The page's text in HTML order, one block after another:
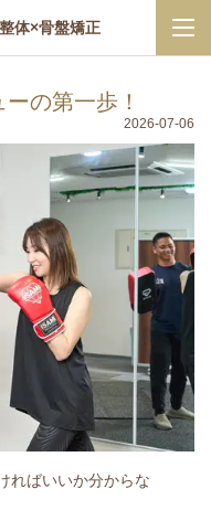
体×骨盤矯正
の第一歩！
2026-07-06
ればいいか分からな